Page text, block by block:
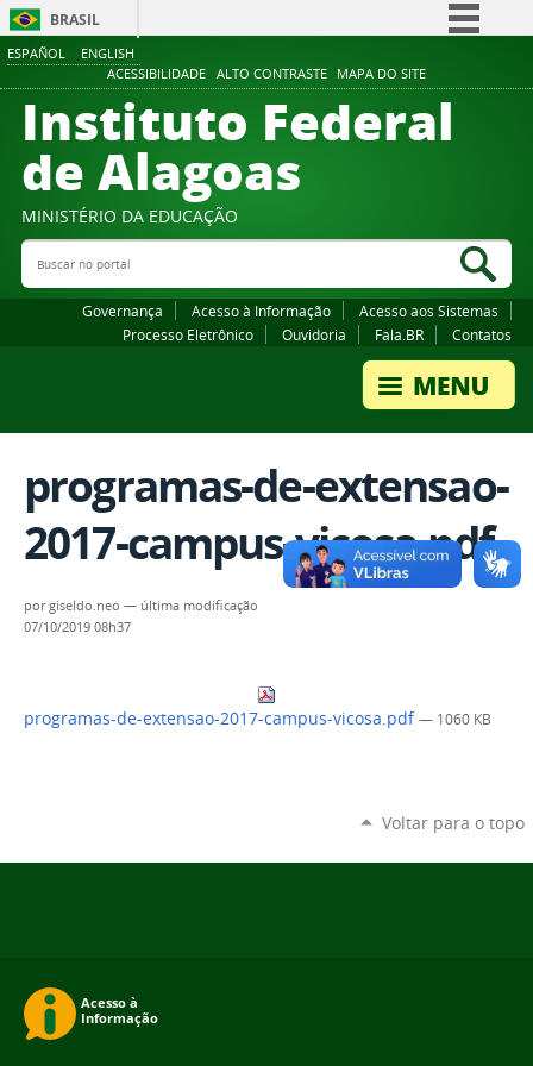
ESPAÑOL ENGLISH
ACESSIBILIDADE ALTO CONTRASTE MAPA DO SITE
BRASIL
Comunica BR
Participe
Canais
Instituto Federal
de Alagoas
MINISTÉRIO DA EDUCAÇÃO
Buscar no portal
Governança Acesso à Informação
Acesso aos Sistemas
Processo Eletrônico
Ouvidoria Fala.BR Contatos
programas-de-extensao-
2017-campus-vicosa.pdf
porgiseldo.neo — última modificação
07/10/2019 08h37
programas-de-extensao-2017-campus-vicosa.pdf — 1060 KB
Voltar para o topo